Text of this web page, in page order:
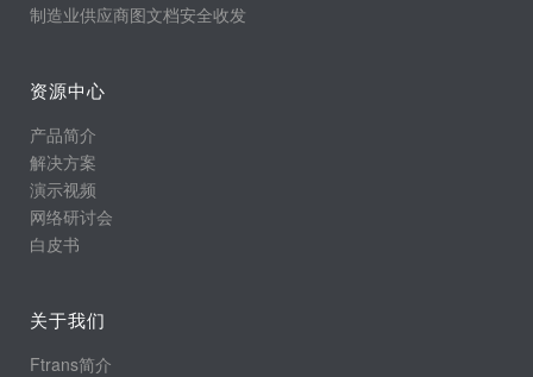
制造业供应商图文档安全收发
资源中心
产品简介
解决方案
演示视频
网络研讨会
白皮书
关于我们
Ftrans简介